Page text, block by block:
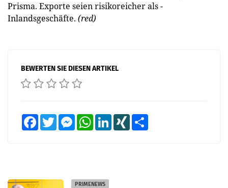
Prisma. Exporte seien risikoreicher als ­
Inlandsgeschäfte. (red)
BEWERTEN SIE DIESEN ARTIKEL
FacebookTwitter MessengerWhatsAppLinkedInXING
PRIMENEWS